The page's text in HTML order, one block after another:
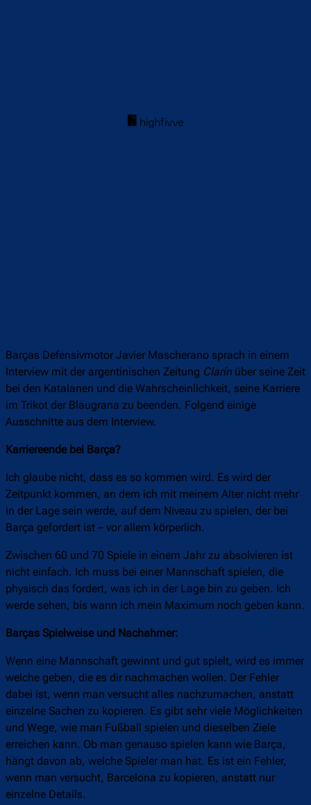
Barças Defensivmotor Javier Mascherano sprach in einem
Interview mit der argentinischen Zeitung Clarín über seine Zeit
bei den Katalanen und die Wahrscheinlichkeit, seine Karriere
im Trikot der Blaugrana zu beenden. Folgend einige
Ausschnitte aus dem Interview.
Karriereende bei Barça?
Ich glaube nicht, dass es so kommen wird. Es wird der
Zeitpunkt kommen, an dem ich mit meinem Alter nicht mehr
in der Lage sein werde, auf dem Niveau zu spielen, der bei
Barça gefordert ist – vor allem körperlich.
Zwischen 60 und 70 Spiele in einem Jahr zu absolvieren ist
nicht einfach. Ich muss bei einer Mannschaft spielen, die
physisch das fordert, was ich in der Lage bin zu geben. Ich
werde sehen, bis wann ich mein Maximum noch geben kann.
Barças Spielweise und Nachahmer:
Wenn eine Mannschaft gewinnt und gut spielt, wird es immer
welche geben, die es dir nachmachen wollen. Der Fehler
dabei ist, wenn man versucht alles nachzumachen, anstatt
einzelne Sachen zu kopieren. Es gibt sehr viele Möglichkeiten
und Wege, wie man Fußball spielen und dieselben Ziele
erreichen kann. Ob man genauso spielen kann wie Barça,
hängt davon ab, welche Spieler man hat. Es ist ein Fehler,
wenn man versucht, Barcelona zu kopieren, anstatt nur
einzelne Details.